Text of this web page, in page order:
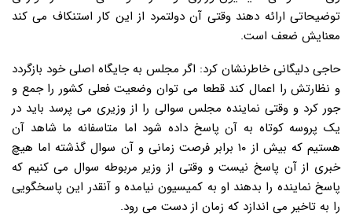
توضیحاتی ارائه دهند وقتی آن دولتمرد از این کار استنکاف می کند
معنایش ضعف است.
حاجی دلیگانی خاطرنشان کرد: اگر مجلس به جایگاه اصلی خود بازگردد
و نظارتش را اعمال کند قطعا می توان وضعیت فعلی کشور را جمع و
جور کرد و وقتی نماینده مجلس سوالی را از وزیری می پرسد باید در
یک پروسه کوتاه به آن پاسخ داده شود اما متاسفانه ما شاهد آن
هستیم که بیش از ۱۰ برابر فرصت زمانی و آن سوال گذشته اما هیچ
خبری از آن پاسخ نیست و وقتی از وزیر مربوطه سوال می کنیم که
پاسخ نماینده را بدهند او به کمیسیون نیامده و آنقدر این پاسخگویی
را به تاخیر می اندازد که زمان از دست می رود.